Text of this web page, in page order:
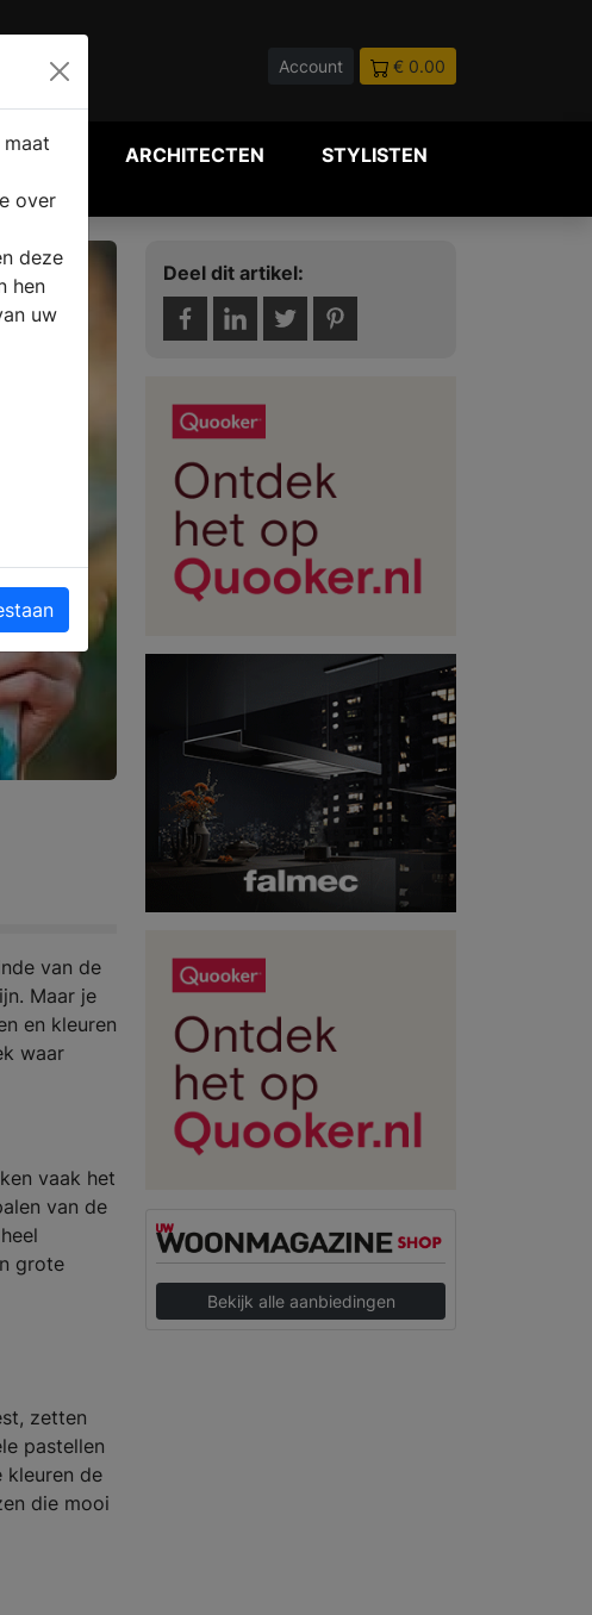
Account € 0.00
ARCHITECTEN STYLISTEN
van de
Maar je
en kleuren
waar
vaak het
van de
grote
zetten
pastellen
kleuren de
die mooi
Deel dit artikel:
Bekijk alle aanbiedingen
over
deze
hen
uw